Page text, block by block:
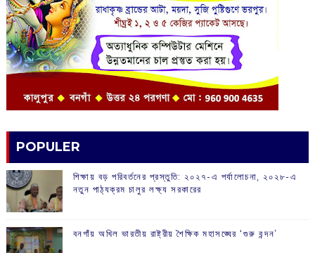
POPULER
শিক্ষায় বড় পরিবর্তনের প্রস্তুতি: ২০২৭-এ পর্যালোচনা, ২০২৮-এ
নতুন পাঠ্যক্রম চালুর লক্ষ্য সরকারের
বনগাঁয় অখিল ভারতীয় রাষ্ট্রীয় শৈক্ষিক মহাসঙ্ঘের ‘গুরু বন্দন’